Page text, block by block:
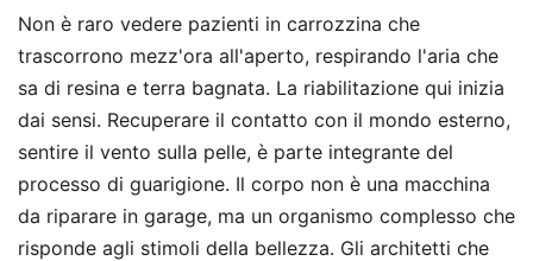
Non è raro vedere pazienti in carrozzina che
trascorrono mezz'ora all'aperto, respirando l'aria che
sa di resina e terra bagnata. La riabilitazione qui inizia
dai sensi. Recuperare il contatto con il mondo esterno,
sentire il vento sulla pelle, è parte integrante del
processo di guarigione. Il corpo non è una macchina
da riparare in garage, ma un organismo complesso che
risponde agli stimoli della bellezza. Gli architetti che